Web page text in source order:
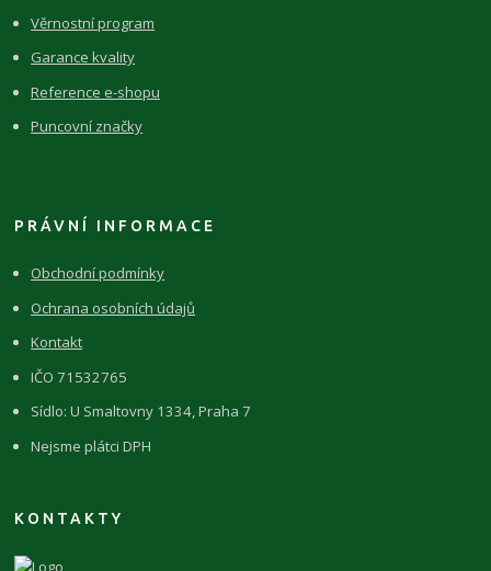
Věrnostní program
Garance kvality
Reference e-shopu
Puncovní značky
PRÁVNÍ INFORMACE
Obchodní podmínky
Ochrana osobních údajů
Kontakt
IČO 71532765
Sídlo: U Smaltovny 1334, Praha 7
Nejsme plátci DPH
KONTAKTY